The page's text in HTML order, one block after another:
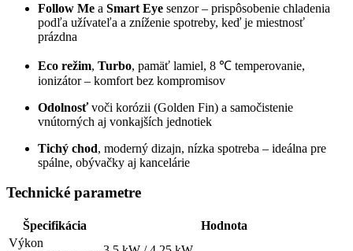
Follow Me a Smart Eye senzor – prispôsobenie chladenia
podľa užívateľa a zníženie spotreby, keď je miestnosť
prázdna
Eco režim, Turbo, pamäť lamiel, 8 ℃ temperovanie,
ionizátor – komfort bez kompromisov
Odolnosťvoči korózii (Golden Fin) a samočistenie
vnútorných aj vonkajších jednotiek
Tichý chod, moderný dizajn, nízka spotreba – ideálna pre
spálne, obývačky aj kancelárie
Technické parametre
Špecifikácia
Hodnota
Výkon